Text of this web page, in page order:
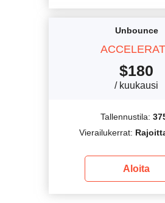
Unbounce
$180
/ kuukausi
Tallennustila:
Vierailukerrat:
Aloita